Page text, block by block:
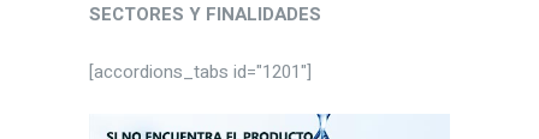
SECTORES Y FINALIDADES
[accordions_tabs id="1201"]